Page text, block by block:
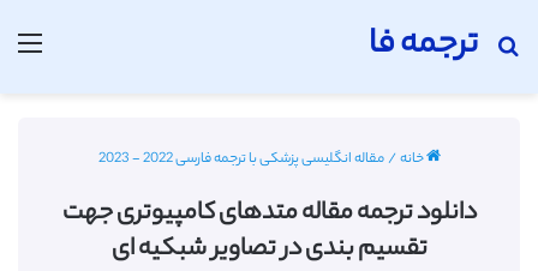
ترجمه فا
جستجو برای
خانه/مقاله انگلیسی پزشکی با ترجمه فارسی 2022 - 2023
دانلود ترجمه مقاله متدهای کامپیوتری جهت
تقسیم بندی در تصاویر شبکیه ای